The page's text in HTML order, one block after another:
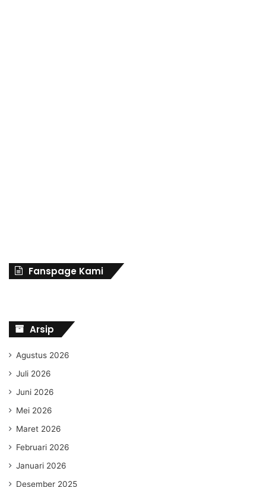
Fanspage Kami
Arsip
Agustus 2026
Juli 2026
Juni 2026
Mei 2026
Maret 2026
Februari 2026
Januari 2026
Desember 2025